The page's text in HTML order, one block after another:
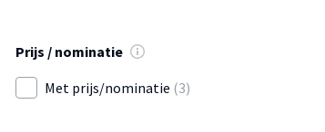
Prijs / nominatie
Met prijs/nominatie (3)